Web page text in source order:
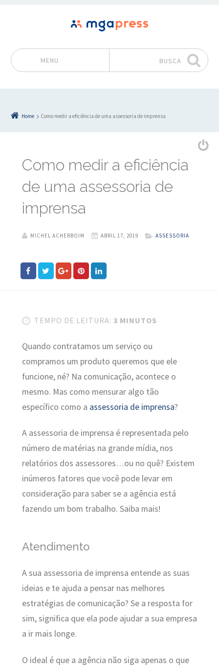
MENU BUSCA
Home Como medir a eficiência de uma assessoria de imprensa
Como medir a eficiência
de uma assessoria de
imprensa
MICHEL ACHERBOIM ABRIL 17, 2019 ASSESSORIA
TEMPO DE LEITURA: 3 MINUTOS
Quando contratamos um serviço ou
compramos um produto queremos que ele
funcione, né? Na comunicação, acontece o
mesmo. Mas como mensurar algo tão
específico como a assessoria de imprensa?
A assessoria de imprensa é representada pelo
número de matérias na grande mídia, nos
relatórios dos assessores…ou no quê? Existem
inúmeros fatores que você pode levar em
consideração para saber se a agência está
fazendo um bom trabalho. Saiba mais!
Atendimento
A sua assessoria de imprensa entende as suas
ideias e te ajuda a pensar nas melhores
estratégias de comunicação? Se a resposta for
sim, significa que ela pode ajudar a sua empresa
a ir mais longe.
O ideal é que a agência não siga apenas o que